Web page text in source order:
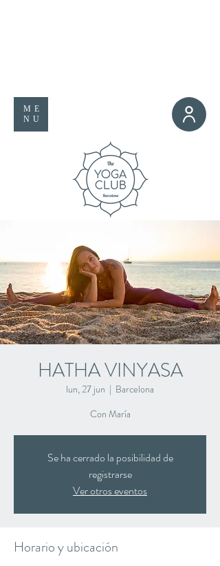
ME
NU
HATHA VINYASA
lun, 27 jun
  |
Barcelona
Con María
Se ha cerrado la posibilidad de
registrarse
Ver otros eventos
Horario y ubicación